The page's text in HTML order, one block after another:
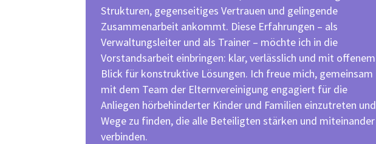
Strukturen, gegenseitiges Vertrauen und gelingende
Zusammenarbeit ankommt. Diese Erfahrungen – als
Verwaltungsleiter und als Trainer – möchte ich in die
Vorstandsarbeit einbringen: klar, verlässlich und mit offenem
Blick für konstruktive Lösungen. Ich freue mich, gemeinsam
mit dem Team der Elternvereinigung engagiert für die
Anliegen hörbehinderter Kinder und Familien einzutreten und
Wege zu finden, die alle Beteiligten stärken und miteinander
verbinden.